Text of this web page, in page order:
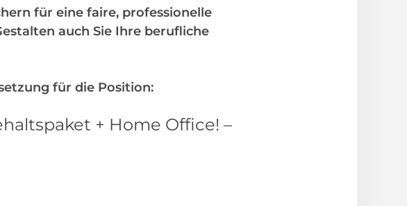
für eine faire, professionelle
auch Sie Ihre berufliche
für die Position:
+ Home Office! –